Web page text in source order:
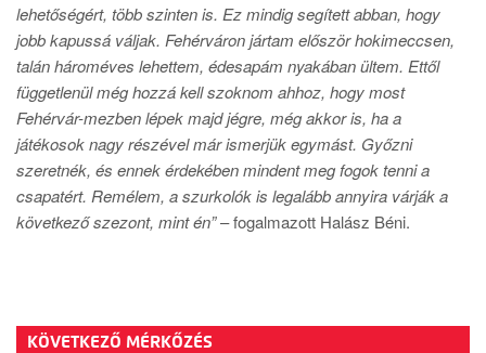
lehetőségért, több szinten is. Ez mindig segített abban, hogy
jobb kapussá váljak. Fehérváron jártam először hokimeccsen,
talán hároméves lehettem, édesapám nyakában ültem. Ettől
függetlenül még hozzá kell szoknom ahhoz, hogy most
Fehérvár-mezben lépek majd jégre, még akkor is, ha a
játékosok nagy részével már ismerjük egymást. Győzni
szeretnék, és ennek érdekében mindent meg fogok tenni a
csapatért. Remélem, a szurkolók is legalább annyira várják a
következő szezont, mint én”– fogalmazott Halász Béni.
KÖVETKEZŐ MÉRKŐZÉS